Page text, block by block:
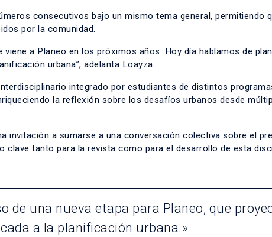
consecutivos bajo un mismo tema general, permitiendo
por la comunidad.
a Planeo en los próximos años. Hoy día hablamos de
urbana”, adelanta Loayza.
integrado por estudiantes de distintos
la reflexión sobre los desafíos urbanos desde
invitación a sumarse a una conversación colectiva sobre el
clave tanto para la revista como para el desarrollo de esta
de una nueva etapa para Planeo, que
a la planificación urbana.»